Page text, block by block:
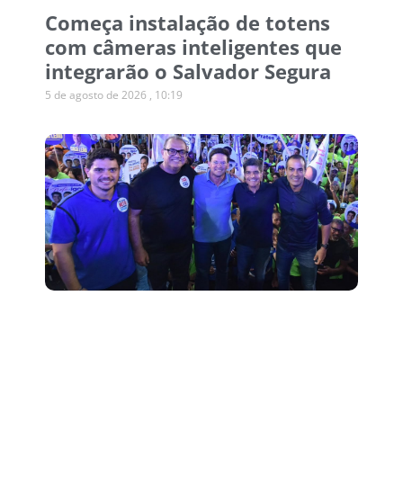
Começa instalação de totens
com câmeras inteligentes que
integrarão o Salvador Segura
5 de agosto de 2026 10:19